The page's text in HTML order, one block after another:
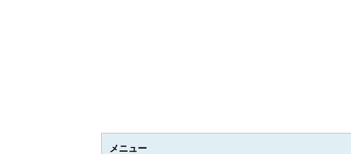
メニュー